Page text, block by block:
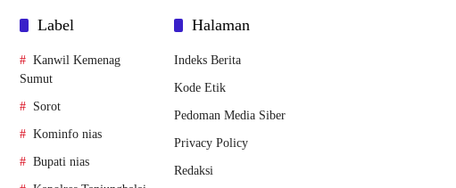
Label
Kanwil Kemenag
Sumut
Sorot
Kominfo nias
Bupati nias
Halaman
Indeks Berita
Kode Etik
Pedoman Media Siber
Privacy Policy
Redaksi